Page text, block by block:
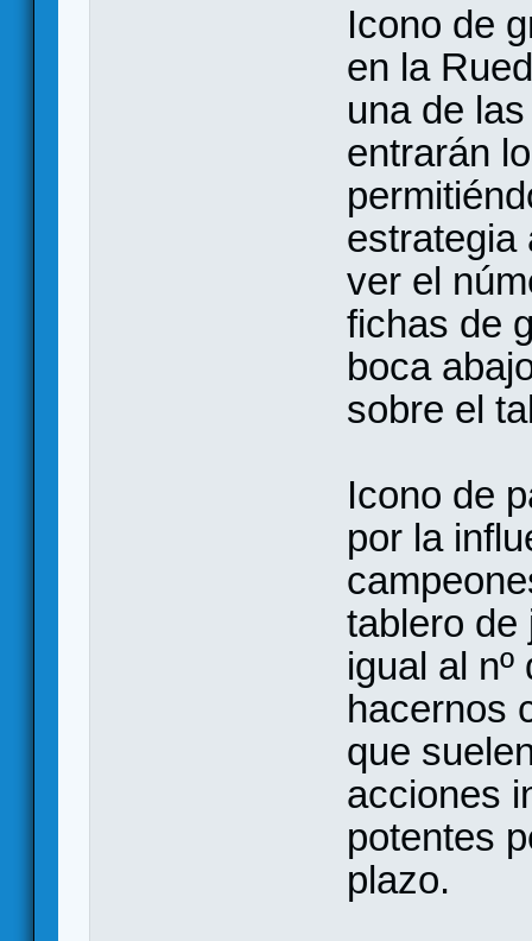
Icono de
en la
una de
entrarán
estrategia
ver el
fichas de
boca
sobre el
Icono de
por la
tablero de
igual al
hacernos
que
acciones
potentes
plazo.